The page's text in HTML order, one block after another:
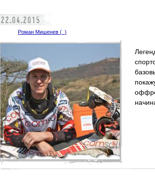
22.04.2015
Роман Мишенев (_)